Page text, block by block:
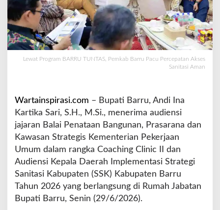
U
N
T
A
S
a
b
B
a
r
u
P
a
u
Lewat Program BARRU TUNTAS, Pemkab Barru Pacu Percepatan Akses
Sanitasi Aman
Wartainspirasi.com – Bupati Barru, Andi Ina
Kartika Sari, S.H., M.Si., menerima audiensi
jajaran Balai Penataan Bangunan, Prasarana dan
Kawasan Strategis Kementerian Pekerjaan
Umum dalam rangka Coaching Clinic II dan
Audiensi Kepala Daerah Implementasi Strategi
Sanitasi Kabupaten (SSK) Kabupaten Barru
Tahun 2026 yang berlangsung di Rumah Jabatan
Bupati Barru, Senin (29/6/2026).